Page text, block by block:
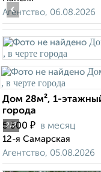
Агентство, 06.08.2026
2/2
‹
Дом 28м², 1-
города
5 500 ₽ в месяц
12-я Самарская
Агентство, 05.08.2026